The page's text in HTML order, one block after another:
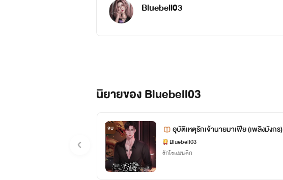
Bluebell03
นิยายของ Bluebell03
จบ อุบัติเหตุรักเจ้านายมาเฟีย (เพลิงมังกร)
Bluebell03
รักโรแมนติก